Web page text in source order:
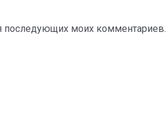
последующих моих комментариев.